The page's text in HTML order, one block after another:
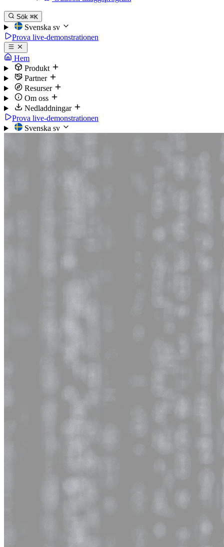
Sök ⌘K
Svenska sv
Prova live-demonstrationen
Hem
Produkt
Partner
Resurser
Om oss
Nedladdningar
Prova live-demonstrationen
Svenska sv